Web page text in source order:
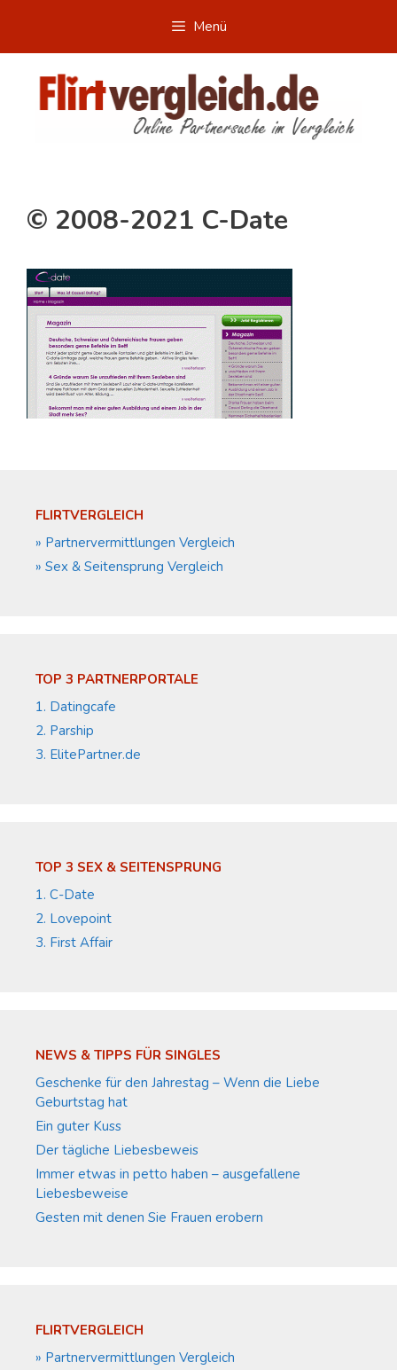
springen
Menü
© 2008-2021 C-Date
FLIRTVERGLEICH
» Partnervermittlungen Vergleich
» Sex & Seitensprung Vergleich
TOP 3 PARTNERPORTALE
1. Datingcafe
2. Parship
3. ElitePartner.de
TOP 3 SEX & SEITENSPRUNG
1. C-Date
2. Lovepoint
3. First Affair
NEWS & TIPPS FÜR SINGLES
Geschenke für den Jahrestag – Wenn die Liebe
Geburtstag hat
Ein guter Kuss
Der tägliche Liebesbeweis
Immer etwas in petto haben – ausgefallene
Liebesbeweise
Gesten mit denen Sie Frauen erobern
FLIRTVERGLEICH
» Partnervermittlungen Vergleich